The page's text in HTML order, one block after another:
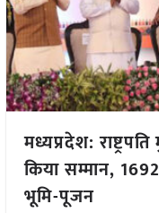
मध्यप्रदेश:
किया सम्मान,
भूमि-पूजन